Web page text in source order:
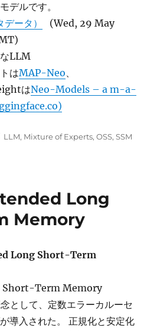
デルです。
ータ）
(Wed, 29 May
LLM
はMAP-Neo、
はNeo-Models – a m-a-
タ
LLM, Mixture of Experts,OSS,SSM
Long
Memory
Long Short-Term
Short-Term Memory
として、定数エラーカルーセ
導入された。 正規化と安定化